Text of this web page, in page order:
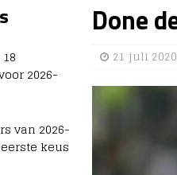
Done
21 juli 2020
2026-
van 2026-
keus